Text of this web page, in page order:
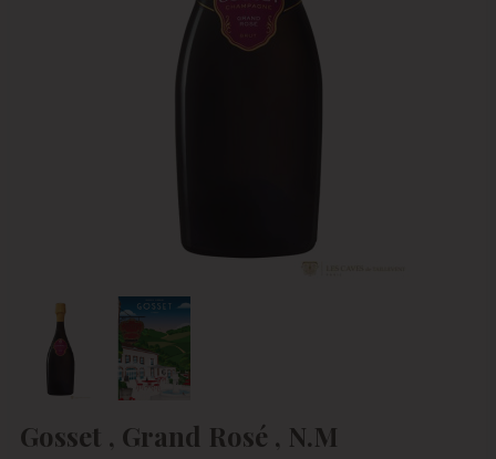
Gosset , Grand Rosé , N.M